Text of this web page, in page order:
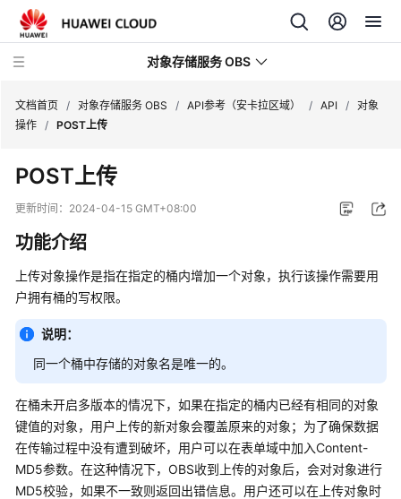
对象存储服务 OBS
新
动
务
公
告
产
品
介
绍
计
费
文档首页 / 对象存储服务 OBS / API参考（安卡拉区域） / API / 对象
操作 / POST上传
POST上传
更新时间： 2024-04-15 GMT+08:00
功能介绍
上传对象操作是指在指定的桶内增加一个对象，执行该操作需要用
户拥有桶的写权限。
说明：
同一个桶中存储的对象名是唯一的。
在桶未开启多版本的情况下，如果在指定的桶内已经有相同的对象
键值的对象，用户上传的新对象会覆盖原来的对象；为了确保数据
在传输过程中没有遭到破坏，用户可以在表单域中加入Content-
MD5参数。在这种情况下，OBS收到上传的对象后，会对对象进行
MD5校验，如果不一致则返回出错信息。用户还可以在上传对象时